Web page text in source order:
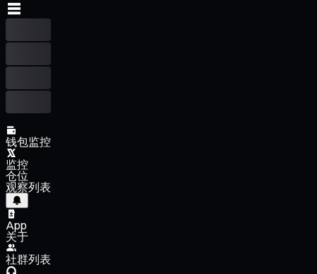
钱包监控
监控
仓位
观察列表
App
关于
社群列表